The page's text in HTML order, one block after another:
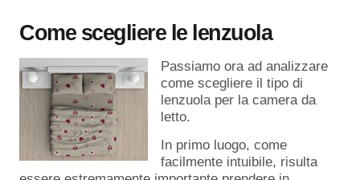
Come scegliere le lenzuola
Passiamo ora ad analizzare
come scegliere il tipo di
lenzuola per la camera da
letto.
In primo luogo, come
facilmente intuibile, risulta